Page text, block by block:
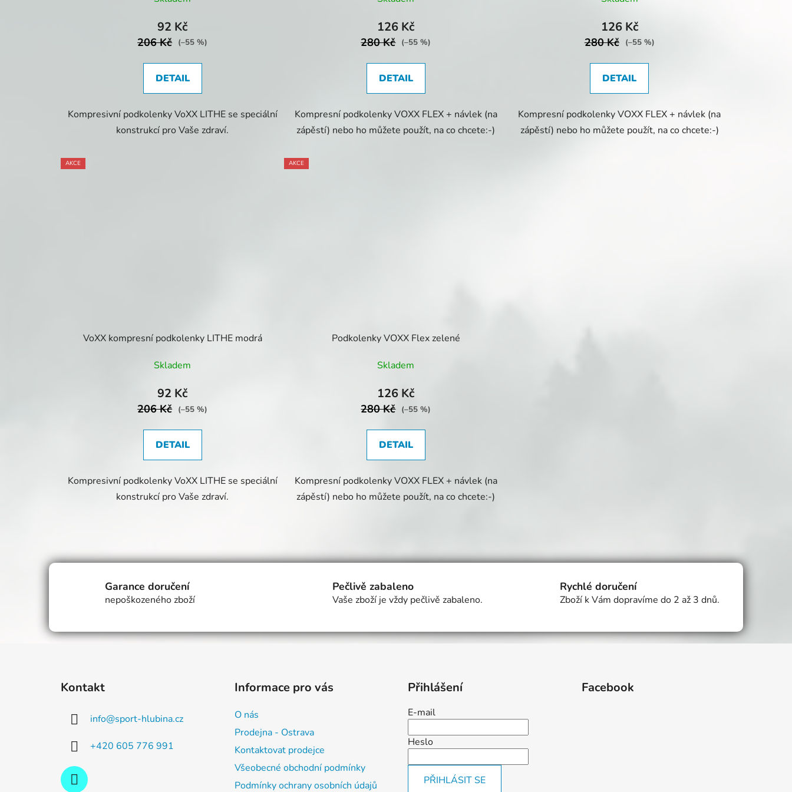
92 Kč
206 Kč (–55 %)
DETAIL
Kompresivní podkolenky VoXX LITHE se speciální
konstrukcí pro Vaše zdraví.
126 Kč
280 Kč (–55 %)
DETAIL
Kompresní podkolenky VOXX FLEX + návlek (na
zápěstí) nebo ho můžete použít, na co chcete:-)
126 Kč
280 Kč (–55 %)
DETAIL
Kompresní podkolenky VOXX FLEX + návlek (na
zápěstí) nebo ho můžete použít, na co chcete:-)
AKCE
VoXX kompresní podkolenky LITHE modrá
Skladem
92 Kč
206 Kč (–55 %)
DETAIL
Kompresivní podkolenky VoXX LITHE se speciální
konstrukcí pro Vaše zdraví.
AKCE
Podkolenky VOXX Flex zelené
Skladem
126 Kč
280 Kč (–55 %)
DETAIL
Kompresní podkolenky VOXX FLEX + návlek (na
zápěstí) nebo ho můžete použít, na co chcete:-)
l
d
a
í
p
Garance doručení
nepoškozeného zboží
Pečlivě zabaleno
Vaše zboží je vždy pečlivě zabaleno.
Rychlé doručení
Zboží k Vám dopravíme do 2 až 3 dnů.
Kontakt
info@sport-hlubina.cz
+420 605 776 991
Informace pro vás
O nás
Prodejna - Ostrava
Kontaktovat prodejce
Všeobecné obchodní podmínky
Podmínky ochrany osobních údajů
Přihlášení
E-mail
Heslo
PŘIHLÁSIT SE
Facebook